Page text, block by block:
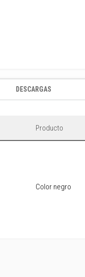
DESCARGAS
Producto
Color negro